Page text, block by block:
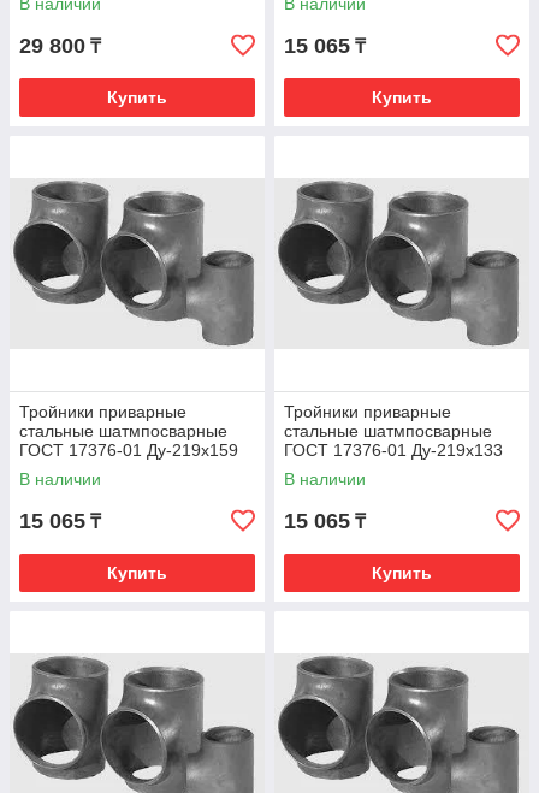
29 800 ₸
Купить
15 065 ₸
Купить
Тройники приварные
стальные шатмпосварные
ГОСТ 17376-01 Ду-219х159
В наличии
15 065 ₸
Купить
Тройники приварные
стальные шатмпосварные
ГОСТ 17376-01 Ду-219х133
В наличии
15 065 ₸
Купить